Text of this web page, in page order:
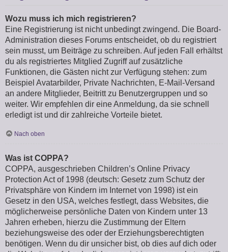
Wozu muss ich mich registrieren?
Eine Registrierung ist nicht unbedingt zwingend. Die Board-
Administration dieses Forums entscheidet, ob du registriert
sein musst, um Beiträge zu schreiben. Auf jeden Fall erhältst
du als registriertes Mitglied Zugriff auf zusätzliche
Funktionen, die Gästen nicht zur Verfügung stehen: zum
Beispiel Avatarbilder, Private Nachrichten, E-Mail-Versand
an andere Mitglieder, Beitritt zu Benutzergruppen und so
weiter. Wir empfehlen dir eine Anmeldung, da sie schnell
erledigt ist und dir zahlreiche Vorteile bietet.
Nach oben
Was ist COPPA?
COPPA, ausgeschrieben Children’s Online Privacy
Protection Act of 1998 (deutsch: Gesetz zum Schutz der
Privatsphäre von Kindern im Internet von 1998) ist ein
Gesetz in den USA, welches festlegt, dass Websites, die
möglicherweise persönliche Daten von Kindern unter 13
Jahren erheben, hierzu die Zustimmung der Eltern
beziehungsweise des oder der Erziehungsberechtigten
benötigen. Wenn du dir unsicher bist, ob dies auf dich oder